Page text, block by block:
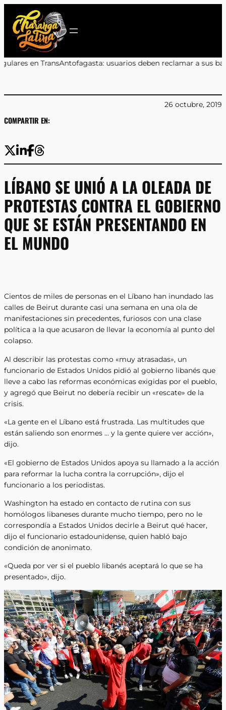
contenido
usuarios deben reclamar a sus bancos• Marcos Celedón:
COMPARTIR EN:
26 octubre, 2019
LÍBANO SE UNIÓ A LA OLEADA DE
PROTESTAS CONTRA EL GOBIERNO
QUE SE ESTÁN PRESENTANDO EN
EL MUNDO
Cientos de miles de personas en el Líbano han inundado las
calles de Beirut durante casi una semana en una ola de
manifestaciones sin precedentes, furiosos con una clase
política a la que acusaron de llevar la economía al punto del
colapso.
Al describir las protestas como «muy atrasadas», un
funcionario de Estados Unidos pidió al gobierno libanés que
lleve a cabo las reformas económicas exigidas por el pueblo,
y agregó que Beirut no debería recibir un «rescate» de la
crisis.
«La gente en el Líbano está frustrada. Las multitudes que
están saliendo son enormes … y la gente quiere ver acción»,
dijo.
«El gobierno de Estados Unidos apoya su llamado a la acción
para reformar la lucha contra la corrupción», dijo el
funcionario a los periodistas.
Washington ha estado en contacto de rutina con sus
homólogos libaneses durante mucho tiempo, pero no le
correspondía a Estados Unidos decirle a Beirut qué hacer,
dijo el funcionario estadounidense, quien habló bajo
condición de anonimato.
«Queda por ver si el pueblo libanés aceptará lo que se ha
presentado», dijo.